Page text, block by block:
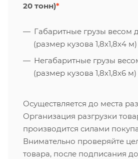
20 тонн)*
Габаритные грузы весом
(размер кузова 1,8х1,8х4 м)
Негабаритные грузы
(размер кузова 1,8х1,8х6 м)
Осуществляется до места
Организация разгрузки
производится силами
Внимательно проверяйте
товара, после подписания